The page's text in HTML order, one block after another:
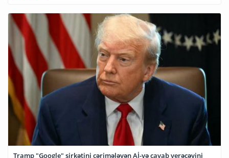
Tramp "Google" şirkətini cərimələyən Aİ-yə cavab verəcəyini